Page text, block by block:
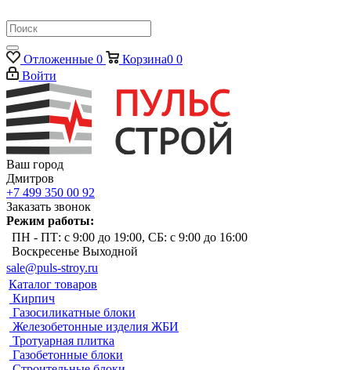
Отложенные 0 Корзина0 0
Войти
Ваш город
Дмитров
+7 499 350 00 92
Заказать звонок
Режим работы:
ПН - ПТ: с 9:00 до 19:00, СБ: с 9:00 до 16:00
Воскресенье Выходной
sale@puls-stroy.ru
Каталог товаров
Кирпич
Газосиликатные блоки
Железобетонные изделия ЖБИ
Тротуарная плитка
Газобетонные блоки